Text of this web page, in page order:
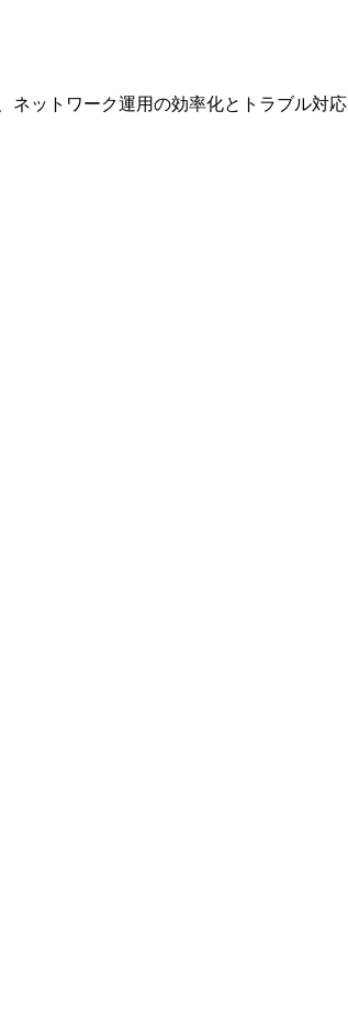
ネットワーク運用の効率化とトラブル対応